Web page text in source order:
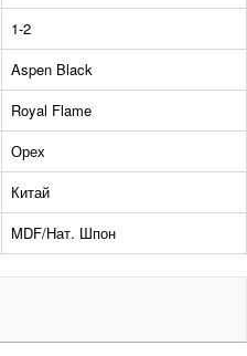
1-2
Aspen Black
Royal Flame
Орех
Китай
MDF/Нат. Шпон